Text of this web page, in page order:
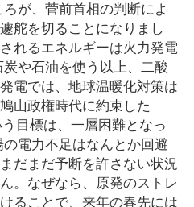
が、菅前首相の判断によ
舵を切ることになりまし
れるエネルギーは火力発電
や石油を使う以上、二酸
電では、地球温暖化対策は
山政権時代に約束した
目標は、一層困難となっ
電力不足はなんとか回避
だまだ予断を許さない状況
。なぜなら、原発のストレ
ることで、来年の春先には